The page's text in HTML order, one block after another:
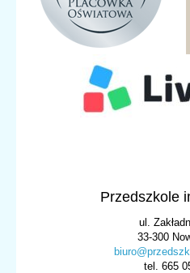
Przedszkole
ul.
33-300
tel. 665